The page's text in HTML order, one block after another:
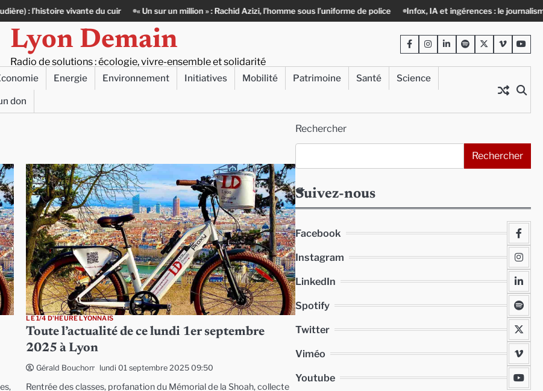
vivante du cuir « Un sur un million » : Rachid Azizi, l’homme sous l’uniforme de police Infox, IA et ingérences : le journalisme peut-il
Lyon Demain
Radio de solutions : écologie, vivre-ensemble et solidarité
Facebook
Instagram
LinkedInSpotifyTwitterViméo
Energie Environnement Initiatives Mobilité Patrimoine Santé
Science
don
LE 1/4 D'HEURE LYONNAIS
Toute l’actualité de ce lundi 1er septembre
2025 à Lyon
Gérald Bouchon lundi 01 septembre 2025 09:50
Rentrée des classes, profanation du Mémorial de la Shoah, collecte
Rechercher
Rechercher
Suivez-nous
Facebook
Instagram
LinkedIn
Spotify
Twitter
Viméo
Youtube